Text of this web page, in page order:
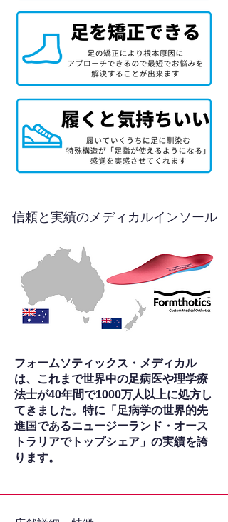
信頼と実績のメディカルインソール
フォームソティックス・メディカル
は、これまで世界中の足病医や理学療
法士が40年間で1000万人以上に処方し
てきました。特に「足病学の世界的先
進国であるニュージーランド・オース
トラリアでトップシェア」の実績を誇
ります。